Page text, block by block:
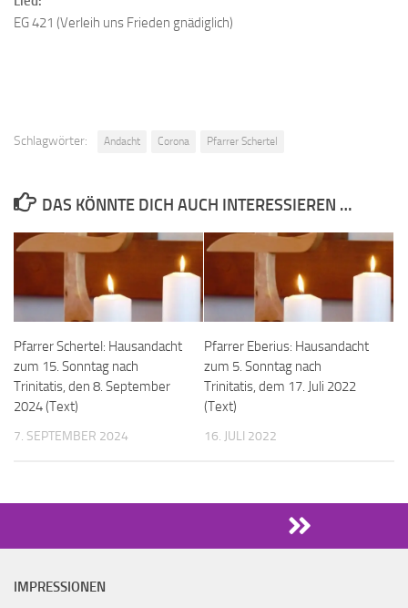
EG 421 (Verleih uns Frieden gnädiglich)
Schlagwörter: Andacht Corona Pfarrer Schertel
DAS KÖNNTE DICH AUCH INTERESSIEREN …
Pfarrer Schertel: Hausandacht
zum 15. Sonntag nach
Trinitatis, den 8. September
2024 (Text)
7. SEPTEMBER 2024
Pfarrer Eberius: Hausandacht
zum 5. Sonntag nach
Trinitatis, dem 17. Juli 2022
(Text)
16. JULI 2022
IMPRESSIONEN